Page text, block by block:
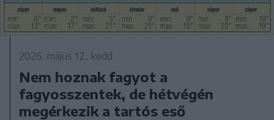
2026. május 12., kedd
Nem hoznak fagyot a
fagyosszentek, de hétvégén
megérkezik a tartós eső